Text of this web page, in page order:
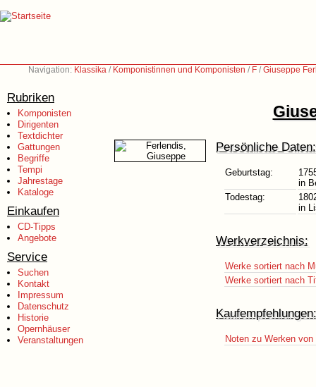
Navigation: Klassika / Komponistinnen und Komponisten / F /Giuseppe
Rubriken
Komponisten
Dirigenten
Textdichter
Gattungen
Begriffe
Tempi
Jahrestage
Kataloge
Einkaufen
CD-Tipps
Angebote
Service
Suchen
Kontakt
Impressum
Datenschutz
Historie
Opernhäuser
Veranstaltungen
Persönliche Daten:
Geburtstag:
in
Todestag:
in
Werkverzeichnis:
Werke sortiert nach
Werke sortiert nach
Kaufempfehlungen:
Noten zu Werken